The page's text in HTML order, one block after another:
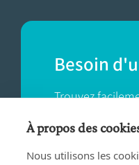
Besoin
Trouvez
près de chez
TROUVER UN
À propos des
Nous utilisons les